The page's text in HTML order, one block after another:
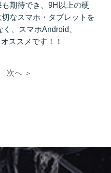
期待でき、9H以上の硬
なスマホ・タブレットを
、スマホAndroid、
ススメです！！
次へ ＞